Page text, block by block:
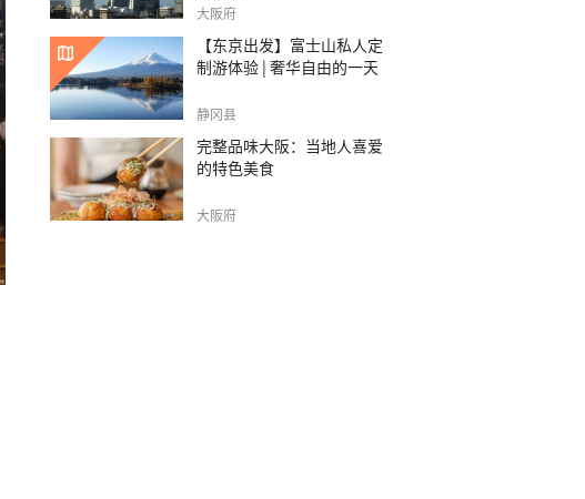
大阪府
【东京出发】富士山私人定
制游体验 | 奢华自由的一天
静冈县
完整品味大阪：当地人喜爱
的特色美食
大阪府